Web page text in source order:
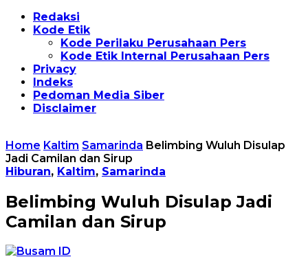
Redaksi
Kode Etik
Kode Perilaku Perusahaan Pers
Kode Etik Internal Perusahaan Pers
Privacy
Indeks
Pedoman Media Siber
Disclaimer
Home Kaltim Samarinda Belimbing Wuluh Disulap
Jadi Camilan dan Sirup
Hiburan, Kaltim, Samarinda
Belimbing Wuluh Disulap Jadi
Camilan dan Sirup